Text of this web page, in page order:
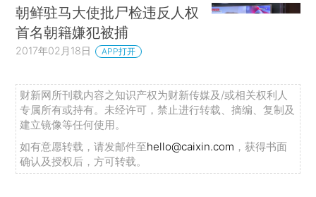
朝鲜驻马大使批尸检违反人权
首名朝籍嫌犯被捕
2017年02月18日 APP打开
财新网所刊载内容之知识产权为财新传媒及/或相关权利人
专属所有或持有。未经许可，禁止进行转载、摘编、复制及
建立镜像等任何使用。
如有意愿转载，请发邮件至hello@caixin.com ，获得书面
确认及授权后，方可转载。